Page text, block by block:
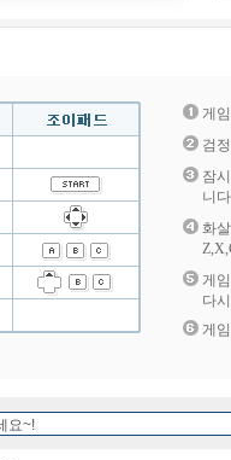
게
검
잠
니
화
게
다
게